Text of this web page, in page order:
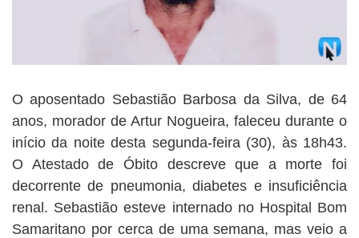
O aposentado Sebastião Barbosa da Silva, de 64
anos, morador de Artur Nogueira, faleceu durante o
início da noite desta segunda-feira (30), às 18h43.
O Atestado de Óbito descreve que a morte foi
decorrente de pneumonia, diabetes e insuficiência
renal. Sebastião esteve internado no Hospital Bom
Samaritano por cerca de uma semana, mas veio a